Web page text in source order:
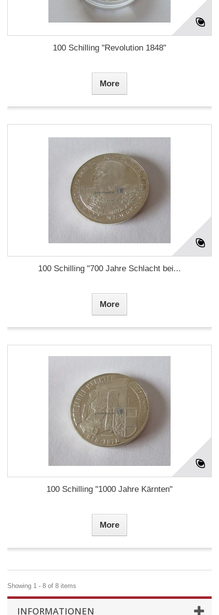
100 Schilling "Revolution 1848"
More
100 Schilling "700 Jahre Schlacht bei...
More
100 Schilling "1000 Jahre Kärnten"
More
Showing 1 - 8 of 8 items
INFORMATIONEN